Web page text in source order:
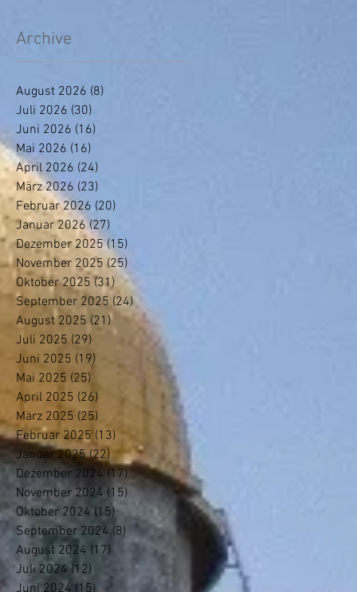
Archive
August 2026 (8)
Juli 2026 (30)
Juni 2026 (16)
Mai 2026 (16)
April 2026 (24)
März 2026 (23)
Februar 2026 (20)
Januar 2026 (27)
Dezember 2025 (15)
November 2025 (25)
Oktober 2025 (31) 31 Beiträge
September 2025 (24)24 Beiträge
August 2025 (21)21 Beiträge
Juli 2025 (29) 29 Beiträge
Juni 2025 (19)
Mai 2025 (25)
April 2025 (26) 26 Beiträge
März 2025 (25)
Februar 2025 (13) 13 Beiträge
Januar 2025 (22) 22 Beiträge
Dezember 2024 (17)17 Beiträge
November 2024 (15) 15 Beiträge
Oktober 2024 (15)15 Beiträge
September 2024 (8) 8 Beiträge
August 2024 (17) 17 Beiträge
Juli 2024 (12) 12 Beiträge